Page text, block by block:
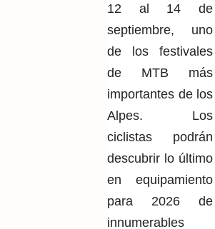
12 al 14 de
septiembre, uno
de los festivales
de MTB más
importantes de los
Alpes. Los
ciclistas podrán
descubrir lo último
en equipamiento
para 2026 de
innumerables